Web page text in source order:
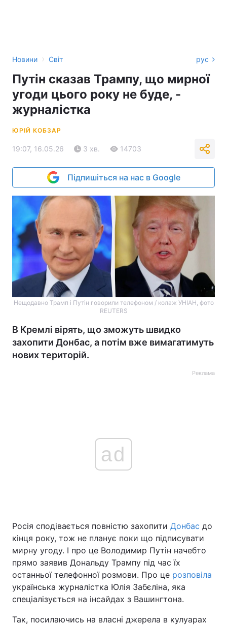
Новини › Світ рус
Путін сказав Трампу, що мирної
угоди цього року не буде, -
журналістка
ЮРІЙ КОБЗАР
19:07, 16.05.26 3 хв. 14703
Підпишіться на нас в Google
Нещодавно Трамп і Путін говорили телефоном / колаж УНІАН, фото
REUTERS
В Кремлі вірять, що зможуть швидко
захопити Донбас, а потім вже вимагатимуть
нових територій.
Реклама
ad
Росія сподівається повністю захопити Донбас до
кінця року, тож не планує поки що підписувати
мирну угоду. І про це Володимир Путін начебто
прямо заявив Дональду Трампу під час їх
останньої телефонної розмови. Про це розповіла
українська журналістка Юлія Забєліна, яка
спеціалізується на інсайдах з Вашингтона.
Так, посилаючись на власні джерела в кулуарах